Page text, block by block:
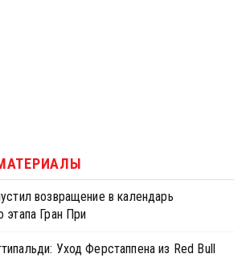
возвращение в календарь
этапа Гран При
Уход Ферстаппена из Red Bull